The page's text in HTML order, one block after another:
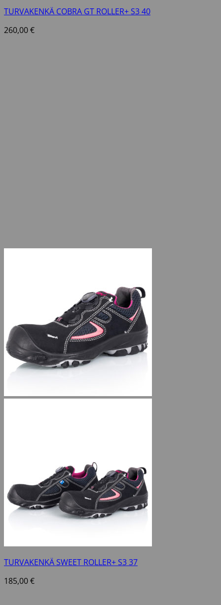
TURVAKENKÄ COBRA GT ROLLER+ S3 40
260,00€
TURVAKENKÄ SWEET ROLLER+ S3 37
185,00€